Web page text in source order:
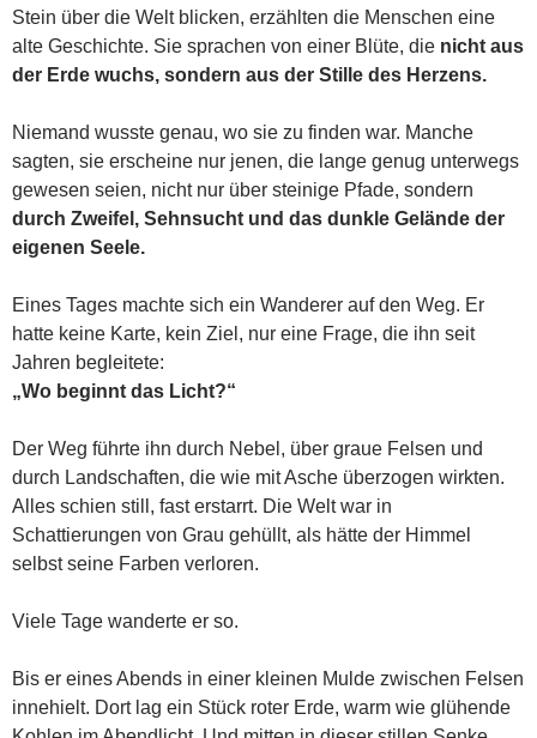
Stein über die Welt blicken, erzählten die Menschen eine
alte Geschichte. Sie sprachen von einer Blüte, die nicht aus
der Erde wuchs, sondern aus der Stille des Herzens.
Niemand wusste genau, wo sie zu finden war. Manche
sagten, sie erscheine nur jenen, die lange genug unterwegs
gewesen seien, nicht nur über steinige Pfade, sondern
durch Zweifel, Sehnsucht und das dunkle Gelände der
eigenen Seele.
Eines Tages machte sich ein Wanderer auf den Weg. Er
hatte keine Karte, kein Ziel, nur eine Frage, die ihn seit
Jahren begleitete:
„Wo beginnt das Licht?“
Der Weg führte ihn durch Nebel, über graue Felsen und
durch Landschaften, die wie mit Asche überzogen wirkten.
Alles schien still, fast erstarrt. Die Welt war in
Schattierungen von Grau gehüllt, als hätte der Himmel
selbst seine Farben verloren.
Viele Tage wanderte er so.
Bis er eines Abends in einer kleinen Mulde zwischen Felsen
innehielt. Dort lag ein Stück roter Erde, warm wie glühende